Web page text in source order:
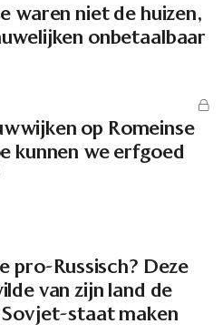
waren niet de huizen,
onbetaalbaar
op Romeinse
kunnen we erfgoed
pro-Russisch? Deze
van zijn land de
staat maken